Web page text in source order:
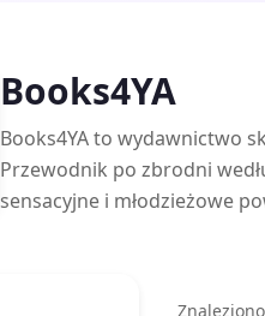
Books4YA
Books4YA to wydawnictwo
Przewodnik po zbrodni
sensacyjne i młodzieżowe